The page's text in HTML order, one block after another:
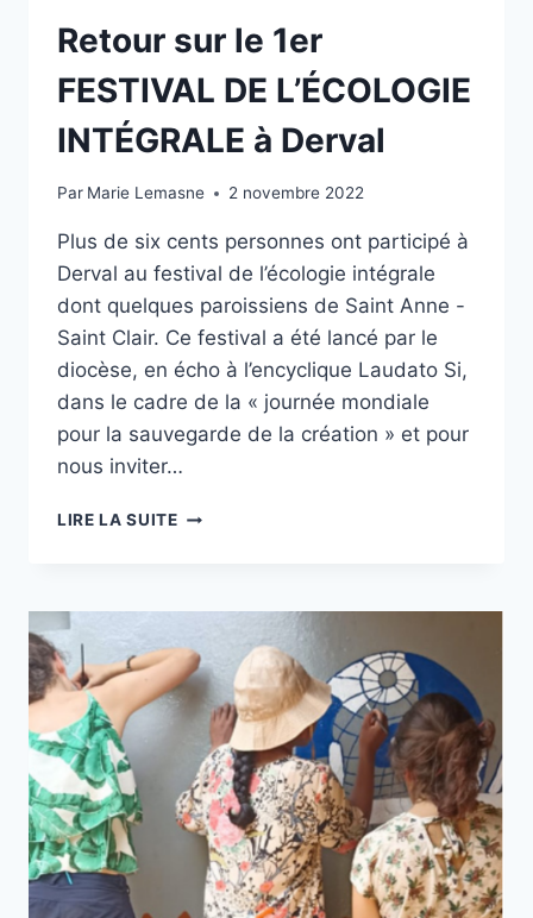
Retour sur le 1er
FESTIVAL DE L’ÉCOLOGIE
INTÉGRALE à Derval
Par Marie Lemasne 2 novembre 2022
Plus de six cents personnes ont participé à
Derval au festival de l’écologie intégrale
dont quelques paroissiens de Saint Anne -
Saint Clair. Ce festival a été lancé par le
diocèse, en écho à l’encyclique Laudato Si,
dans le cadre de la « journée mondiale
pour la sauvegarde de la création » et pour
nous inviter…
LIRE LA SUITERETOUR
FESTIVAL
L’ÉCOLOGIE
INTÉGRALE
DERVAL